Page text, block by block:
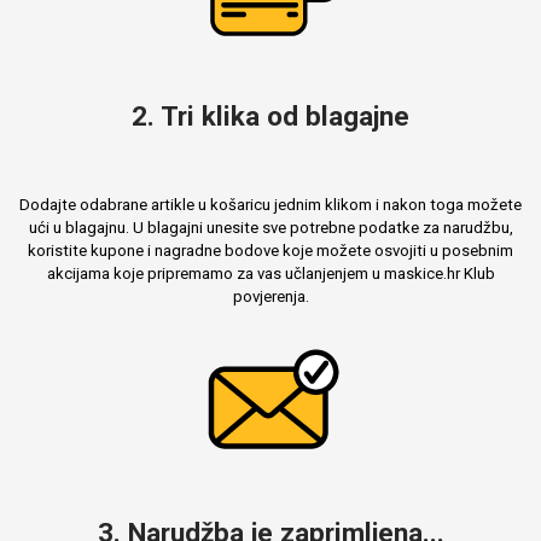
2. Tri klika od blagajne
Dodajte odabrane artikle u košaricu jednim klikom i nakon toga možete
ući u blagajnu. U blagajni unesite sve potrebne podatke za narudžbu,
koristite kupone i nagradne bodove koje možete osvojiti u posebnim
akcijama koje pripremamo za vas učlanjenjem u maskice.hr Klub
povjerenja.
3. Narudžba je zaprimljena...